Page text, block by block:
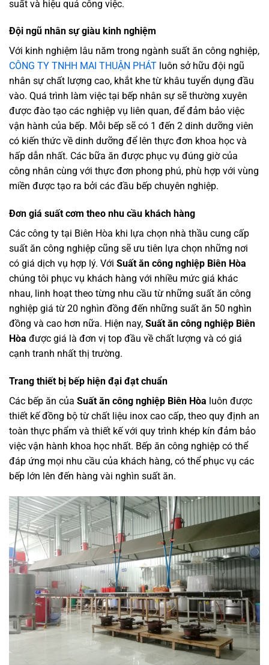
suất và hiệu quả công việc.
Đội ngũ nhân sự giàu kinh nghiệm
Với kinh nghiệm lâu năm trong ngành suất ăn công nghiệp,
CÔNG TY TNHH MAI THUẬN PHÁT luôn sở hữu đội ngũ
nhân sự chất lượng cao, khắt khe từ khâu tuyển dụng đầu
vào. Quá trình làm việc tại bếp nhân sự sẽ thường xuyên
được đào tạo các nghiệp vụ liên quan, để đảm bảo việc
vận hành của bếp. Mỗi bếp sẽ có 1 đến 2 dinh dưỡng viên
có kiến thức về dinh dưỡng để lên thực đơn khoa học và
hấp dẫn nhất. Các bữa ăn được phục vụ đúng giờ của
công nhân cùng với thực đơn phong phú, phù hợp với vùng
miền được tạo ra bởi các đầu bếp chuyên nghiệp.
Đơn giá suất cơm theo nhu cầu khách hàng
Các công ty tại Biên Hòa khi lựa chọn nhà thầu cung cấp
suất ăn công nghiệp cũng sẽ ưu tiên lựa chọn những nơi
có giá dịch vụ hợp lý. Với Suất ăn công nghiệp Biên Hòa
chúng tôi phục vụ khách hàng với nhiều mức giá khác
nhau, linh hoạt theo từng nhu cầu từ những suất ăn công
nghiệp giá từ 20 nghìn đồng đến những suất ăn 50 nghìn
đồng và cao hơn nữa. Hiện nay, Suất ăn công nghiệp Biên
Hòa được giá là đơn vị top đầu về chất lượng và có giá
cạnh tranh nhất thị trường.
Trang thiết bị bếp hiện đại đạt chuẩn
Các bếp ăn của Suất ăn công nghiệp Biên Hòa luôn được
thiết kế đồng bộ từ chất liệu inox cao cấp, theo quy định an
toàn thực phẩm và thiết kế với quy trình khép kín đảm bảo
việc vận hành khoa học nhất. Bếp ăn công nghiệp có thể
đáp ứng mọi nhu cầu của khách hàng, có thể phục vụ các
bếp lớn lên đến hàng vài nghìn suất ăn.